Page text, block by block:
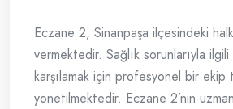
Eczane 2, Sinanpaşa ilçesindeki
vermektedir. Sağlık sorunlarıyla ilgili
karşılamak için profesyonel bir ekip
yönetilmektedir. Eczane 2’nin